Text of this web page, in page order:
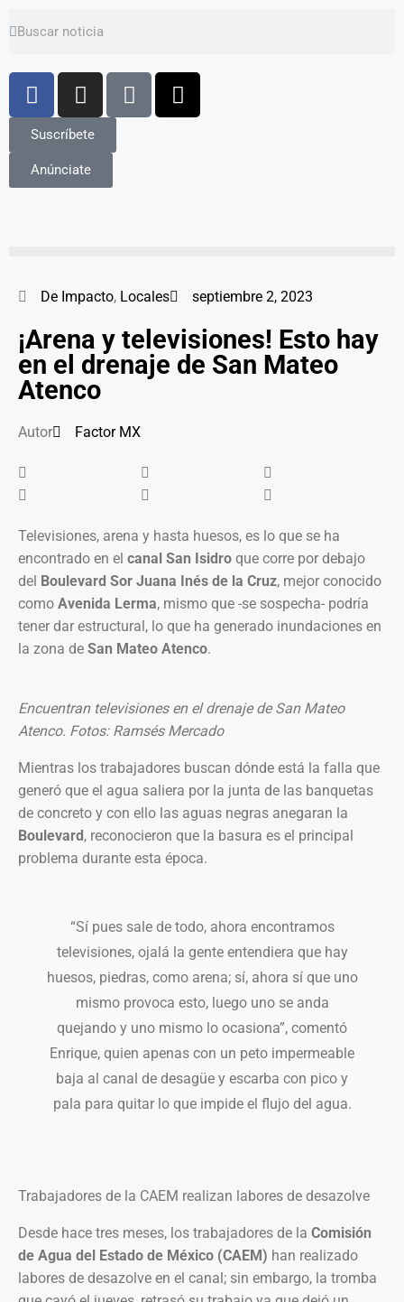
Suscríbete
Anúnciate
De Impacto, Locales septiembre 2, 2023
¡Arena y televisiones! Esto hay
en el drenaje de San Mateo
Atenco
Autor Factor MX
Televisiones, arena y hasta huesos, es lo que se ha
encontrado en el canal San Isidro que corre por debajo
del Boulevard Sor Juana Inés de la Cruz, mejor conocido
como Avenida Lerma, mismo que -se sospecha- podría
tener dar estructural, lo que ha generado inundaciones en
la zona de San Mateo Atenco.
Encuentran televisiones en el drenaje de San Mateo
Atenco. Fotos: Ramsés Mercado
Mientras los trabajadores buscan dónde está la falla que
generó que el agua saliera por la junta de las banquetas
de concreto y con ello las aguas negras anegaran la
Boulevard, reconocieron que la basura es el principal
problema durante esta época.
“Sí pues sale de todo, ahora encontramos
televisiones, ojalá la gente entendiera que hay
huesos, piedras, como arena; sí, ahora sí que uno
mismo provoca esto, luego uno se anda
quejando y uno mismo lo ocasiona”, comentó
Enrique, quien apenas con un peto impermeable
baja al canal de desagüe y escarba con pico y
pala para quitar lo que impide el flujo del agua.
Trabajadores de la CAEM realizan labores de desazolve
Desde hace tres meses, los trabajadores de la Comisión
de Agua del Estado de México (CAEM) han realizado
labores de desazolve en el canal; sin embargo, la tromba